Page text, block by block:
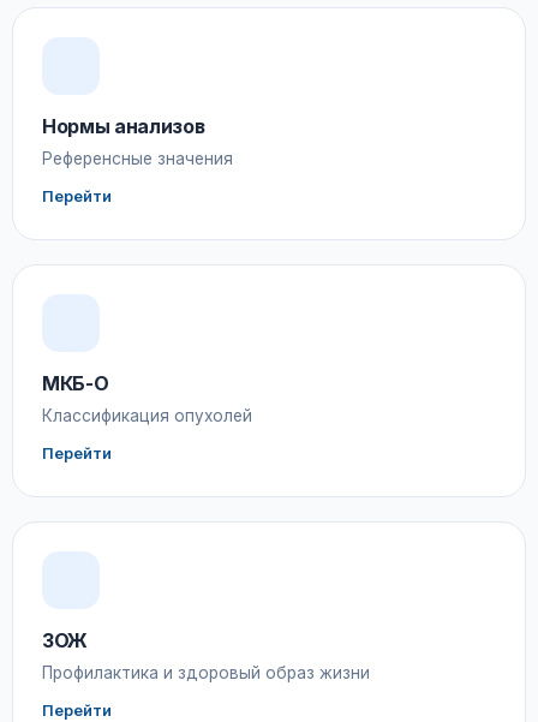
Нормы анализов
Референсные значения
Перейти
МКБ-О
Классификация опухолей
Перейти
ЗОЖ
Профилактика и здоровый образ жизни
Перейти